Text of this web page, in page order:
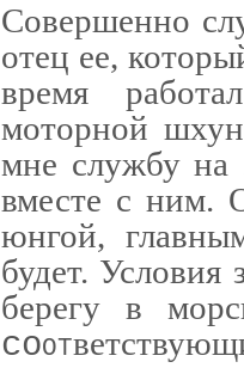
Совершенно
отец ее,
время
моторной
мне службу
вместе с ним.
юнгой,
будет. Условия
берегу в
соot